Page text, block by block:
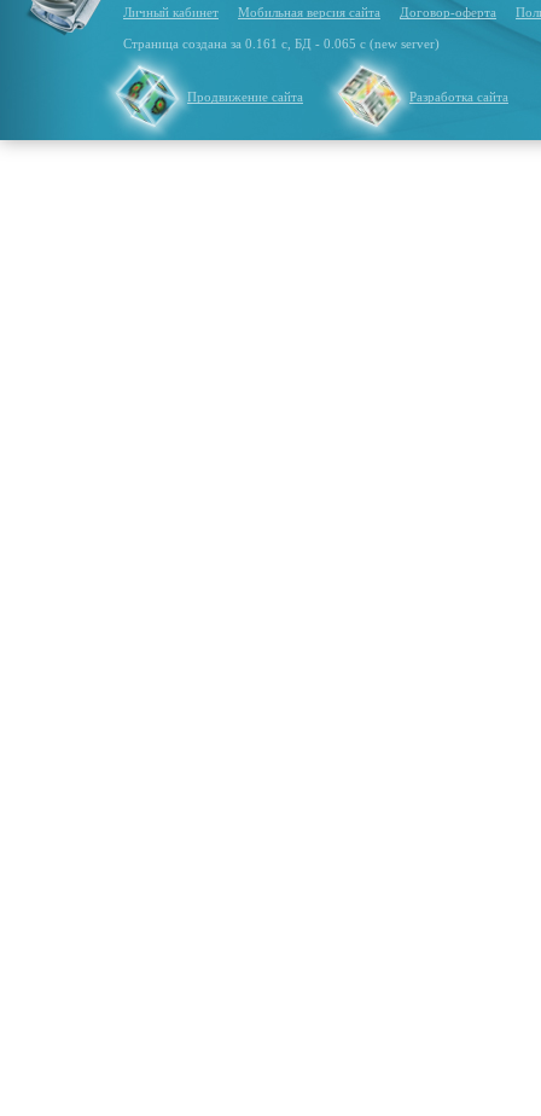
Личный кабинет Мобильная версия сайта Договор-оферта
Страница создана за 0.161 с, БД - 0.065 с (new server)
Продвижение сайта Разработка сайта